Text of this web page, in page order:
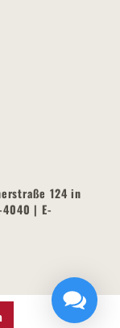
124 in
| E-